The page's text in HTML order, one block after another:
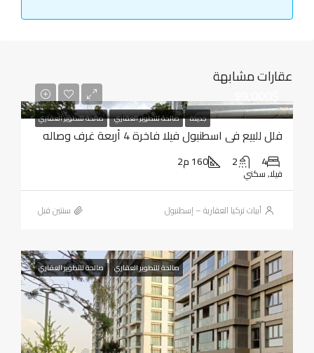
عقارات مشابهة
جديدة صالحة للتطوير العقاري صالحة للتطوير العقاري
99,000$
فلل للبيع في اسطنبول فيلا فاخرة 4 أربعة غرف وصاله
4
2 160 م2
فيلا, سكني
أبيات تركيا العقارية – إسطنبول ‏سنتين قبل
صالحة للتطوير العقاري صالحة للتطوير العقاري